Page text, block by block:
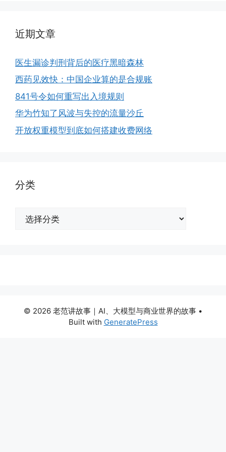
近期文章
医生漏诊判刑背后的医疗黑暗森林
西药见效快：中国企业算的是合规账
841号令如何重写出入境规则
华为竹知了风波与失控的流量沙丘
开放权重模型到底如何搭建收费网络
分类
© 2026 老范讲故事｜AI、大模型与商业世界的故事 •
Built with GeneratePress